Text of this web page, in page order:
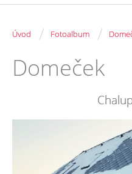
Úvod / Fotoalbum /
Domeček